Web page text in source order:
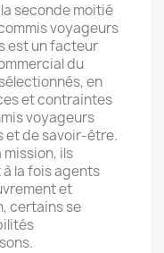
seconde moitié
voyageurs
est un facteur
du
en
et contraintes
voyageurs
et de savoir-être.
mission, ils
la fois agents
et
certains se